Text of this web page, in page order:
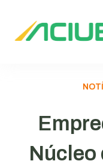
Núcleo